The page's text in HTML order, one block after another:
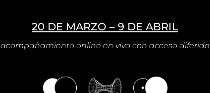
20 DE MARZO – 9 DE ABRIL
acompañamiento online en vivo con acceso diferido